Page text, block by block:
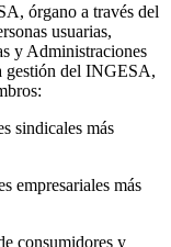
órgano a través del
usuarias,
y Administraciones
gestión del INGESA,
sindicales más
empresariales más
consumidores y